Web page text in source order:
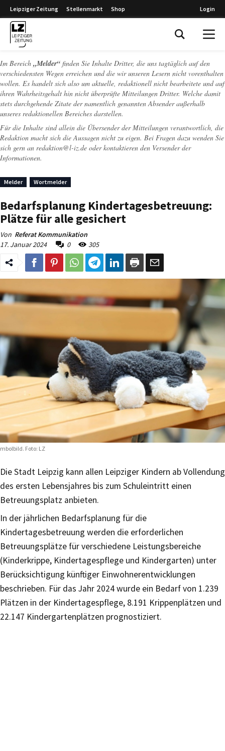
Leipziger Zeitung Stellenmarkt Shop Login
Im Bereich „Melder“ finden Sie Inhalte Dritter, die uns tagtäglich auf den
verschiedensten Wegen erreichen und die wir unseren Lesern nicht vorenthalten
wollen. Es handelt sich also um aktuelle, redaktionell nicht bearbeitete und auf
ihren Wahrheitsgehalt hin nicht überprüfte Mitteilungen Dritter. Welche damit
stets durchgehende Zitate der namentlich genannten Absender außerhalb
unseres redaktionellen Bereiches darstellen.
Für die Inhalte sind allein die Übersender der Mitteilungen verantwortlich, die
Redaktion macht sich die Aussagen nicht zu eigen. Bei Fragen dazu wenden Sie
sich gern an redaktion@l-iz.de oder kontaktieren den Versender der
Informationen.
Melder Wortmelder
Bedarfsplanung Kindertagesbetreuung:
Plätze für alle gesichert
Von Referat Kommunikation
17. Januar 2024
0 305
Foto: LZ
Die Stadt Leipzig kann allen Leipziger Kindern ab Vollendung
des ersten Lebensjahres bis zum Schuleintritt einen
Betreuungsplatz anbieten.
In der jährlichen Bedarfsplanung für die
Kindertagesbetreuung werden die erforderlichen
Betreuungsplätze für verschiedene Leistungsbereiche
(Kinderkrippe, Kindertagespflege und Kindergarten) unter
Berücksichtigung künftiger Einwohnerentwicklungen
beschrieben. Für das Jahr 2024 wurde ein Bedarf von 1.239
Plätzen in der Kindertagespflege, 8.191 Krippenplätzen und
22.147 Kindergartenplätzen prognostiziert.